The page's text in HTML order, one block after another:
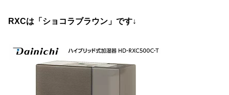
RXCは「ショコラブラウン」です↓